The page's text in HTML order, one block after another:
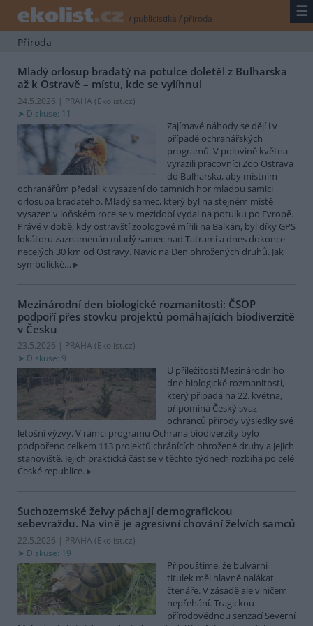
/ publicistika / příroda ☰
Příroda
Mladý orlosup bradatý na potulce doletěl z Bulharska
až k Ostravě – místu, kde se vylíhnul
24.5.2026 | PRAHA (Ekolist.cz)
Diskuse: 11
Zajímavé náhody se dějí i v
případě ochranářských
programů. V polovině května
vyrazili pracovníci Zoo Ostrava
do Bulharska, aby místním
ochranářům předali k vysazení do tamních hor mladou samici
orlosupa bradatého. Mladý samec, který byl na stejném místě
vysazen v loňském roce se v mezidobí vydal na potulku po Evropě.
Právě v době, kdy ostravští zoologové mířili na Balkán, byl díky GPS
lokátoru zaznamenán mladý samec nad Tatrami a dnes dokonce
necelých 30 km od Ostravy. Navíc na Den ohrožených druhů. Jak
symbolické…
Mezinárodní den biologické rozmanitosti: ČSOP
podpoří přes stovku projektů pomáhajících biodiverzitě
v Česku
23.5.2026 | PRAHA (Ekolist.cz)
Diskuse: 9
U příležitosti Mezinárodního
dne biologické rozmanitosti,
který připadá na 22. května,
připomíná Český svaz
ochránců přírody výsledky své
letošní výzvy. V rámci programu Ochrana biodiverzity bylo
podpořeno celkem 113 projektů chránících ohrožené druhy a jejich
stanoviště. Jejich praktická část se v těchto týdnech rozbíhá po celé
České republice.
Suchozemské želvy páchají demografickou
sebevraždu. Na vině je agresivní chování želvích samců
22.5.2026 | PRAHA (Ekolist.cz)
Diskuse: 19
Připouštíme, že bulvární
titulek měl hlavně nalákat
čtenáře. V zásadě ale v ničem
nepřehání. Tragickou
přírodovědnou senzací Severní